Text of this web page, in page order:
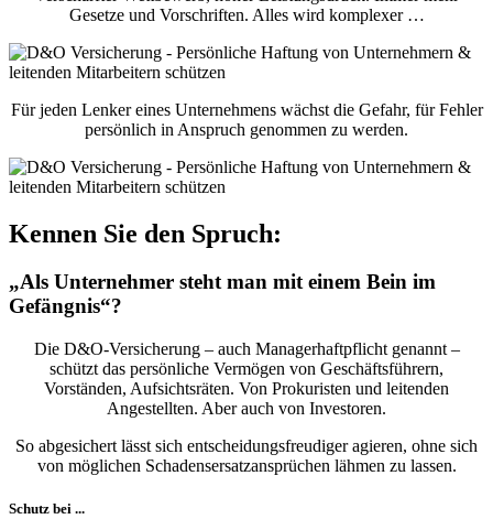
Gesetze und Vorschriften. Alles wird komplexer …
Für jeden Lenker eines Unternehmens wächst die Gefahr, für Fehler
persönlich in Anspruch genommen zu werden.
Kennen Sie den Spruch:
„Als Unternehmer steht man mit einem Bein im
Gefängnis“?
Die D&O-Versicherung – auch Managerhaftpflicht genannt –
schützt das persönliche Vermögen von Geschäftsführern,
Vorständen, Aufsichtsräten. Von Prokuristen und leitenden
Angestellten. Aber auch von Investoren.
So abgesichert lässt sich entscheidungsfreudiger agieren, ohne sich
von möglichen Schadensersatzansprüchen lähmen zu lassen.
Schutz bei ...